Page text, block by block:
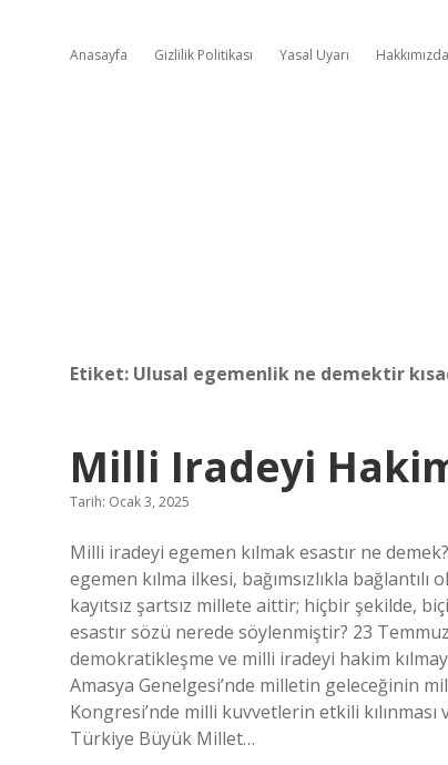
Anasayfa Gizlilik Politikası Yasal Uyarı Hakkımızda
Etiket: Ulusal egemenlik ne demektir
Milli Iradeyi
Tarih: Ocak 3, 2025
Milli iradeyi egemen kılmak esastır ne
egemen kılma ilkesi, bağımsızlıkla
kayıtsız şartsız millete aittir; hiçbir şekilde,
esastır sözü nerede söylenmiştir? 23
demokratikleşme ve milli iradeyi hakim
Amasya Genelgesi’nde milletin geleceğinin
Kongresi’nde milli kuvvetlerin etkili
Türkiye Büyük Millet…